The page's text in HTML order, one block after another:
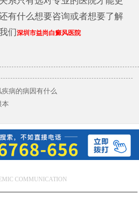
有什么想要咨询或者想要了解
们深圳市益尚白癜风医院
病的病因有什么
本
COMMUNICATION